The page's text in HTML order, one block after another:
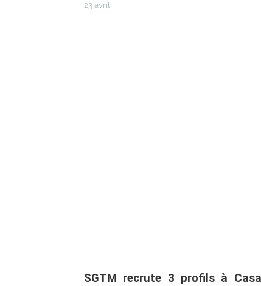
23 avril
SGTM recrute 3 profils à